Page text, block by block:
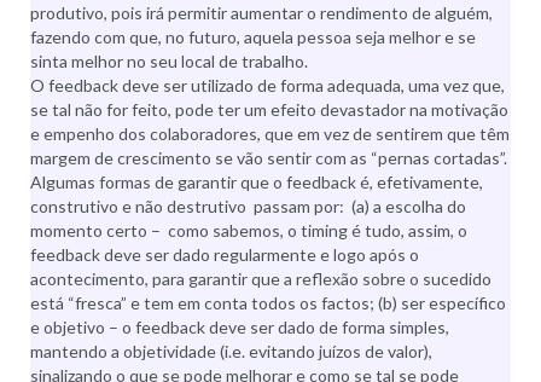
produtivo, pois irá permitir aumentar o rendimento de alguém,
fazendo com que, no futuro, aquela pessoa seja melhor e se
sinta melhor no seu local de trabalho.
O feedback deve ser utilizado de forma adequada, uma vez que,
se tal não for feito, pode ter um efeito devastador na motivação
e empenho dos colaboradores, que em vez de sentirem que têm
margem de crescimento se vão sentir com as “pernas cortadas”.
Algumas formas de garantir que o feedback é, efetivamente,
construtivo e não destrutivo passam por: (a) a escolha do
momento certo – como sabemos, o timing é tudo, assim, o
feedback deve ser dado regularmente e logo após o
acontecimento, para garantir que a reflexão sobre o sucedido
está “fresca” e tem em conta todos os factos; (b) ser específico
e objetivo – o feedback deve ser dado de forma simples,
mantendo a objetividade (i.e. evitando juízos de valor),
sinalizando o que se pode melhorar e como se tal se pode